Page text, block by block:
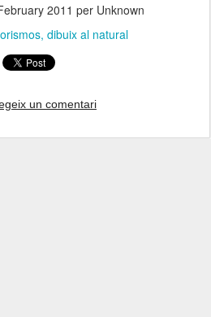
2011 per Unknown
dibuix al natural
un comentari